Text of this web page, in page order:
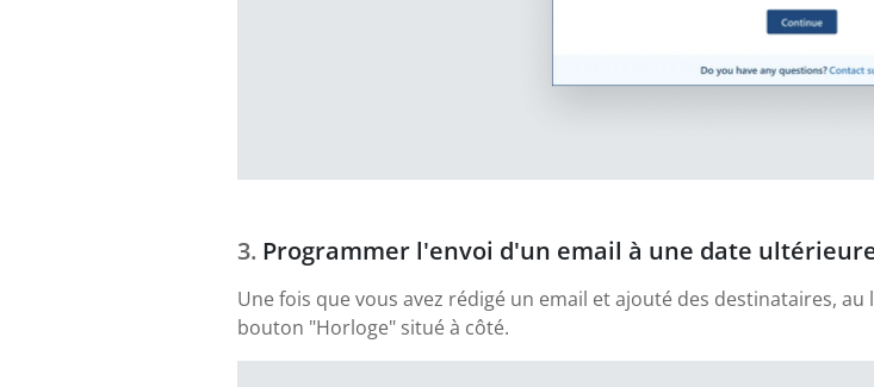
Programmer l'envoi d'un email à une date
Une fois que vous avez rédigé un email et ajouté des destinataires,
bouton "Horloge" situé à côté.